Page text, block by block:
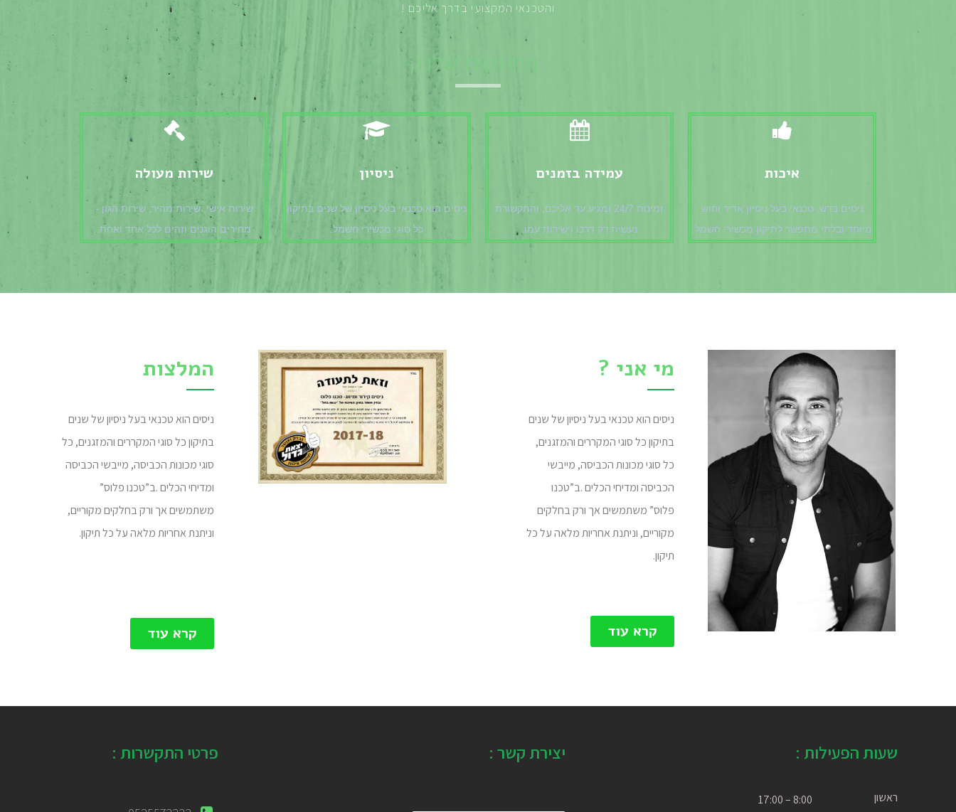
והטכנאי המקצועי בדרך אליכם !
- החוזקות שלנו -
איכות
ניסים בדש, טכנאי בעל ניסיון אדיר וחוש
מיוחד ובלתי מתפשר לתיקון מכשירי חשמל.
עמידה בזמנים
זמינות 24/7 ומגיע עד אליכם, והתקשורת
נעשית רק דרכו וישירות עִמו.
ניסיון
ניסים הוא טכנאי בעל ניסיון של שנים בתיקון
כל סוגי מכשירי חשמל.
שירות מעולה
שירות אישי, שירות מהיר, שירות הגון -
מחירים הוגנים וזהים לכל אחד ואחת.
מי אני ?
ניסים הוא טכנאי בעל ניסיון של שנים
בתיקון כל סוגי המקררים והמזגנים,
כל סוגי מכונות הכביסה, מייבשי
הכביסה ומדיחי הכלים.ב”טכנו
פלוס” משתמשים אך ורק בחלקים
מקוריים, וניתנת אחריות מלאה על כל
תיקון.
קרא עוד
המלצות
ניסים הוא טכנאי בעל ניסיון של שנים
בתיקון כל סוגי המקררים והמזגנים, כל
סוגי מכונות הכביסה, מייבשי הכביסה
ומדיחי הכלים.ב”טכנו פלוס”
משתמשים אך ורק בחלקים מקוריים,
וניתנת אחריות מלאה על כל תיקון.
קרא עוד
שעות הפעילות :
8:00 – 17:00 ראשון
יצירת קשר : פרטי התקשרות :